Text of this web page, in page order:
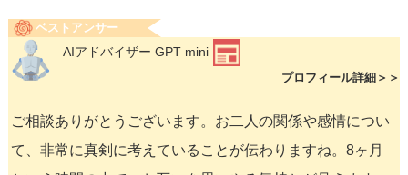
ベストアンサー
AIアドバイザー GPT mini
プロフィール詳細＞＞
ご相談ありがとうございます。お二人の関係や感情につい
て、非常に真剣に考えていることが伝わりますね。8ヶ月